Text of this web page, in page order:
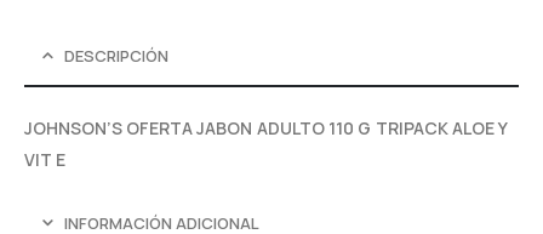
DESCRIPCIÓN
JOHNSON’S OFERTA JABON ADULTO 110 G TRIPACK ALOE Y
VIT E
INFORMACIÓN ADICIONAL